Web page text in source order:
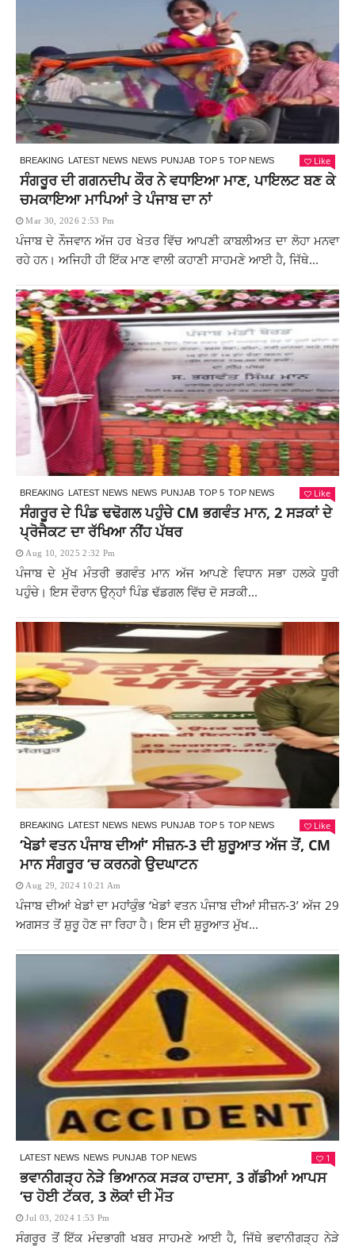
BREAKING LATEST NEWS NEWS PUNJAB TOP 5 TOP NEWS Like
ਸੰਗਰੂਰ ਦੀ ਗਗਨਦੀਪ ਕੌਰ ਨੇ ਵਧਾਇਆ ਮਾਣ, ਪਾਇਲਟ ਬਣ ਕੇ
ਚਮਕਾਇਆ ਮਾਪਿਆਂ ਤੇ ਪੰਜਾਬ ਦਾ ਨਾਂ
Mar 30, 2026 2:53 Pm
ਪੰਜਾਬ ਦੇ ਨੌਜਵਾਨ ਅੱਜ ਹਰ ਖੇਤਰ ਵਿੱਚ ਆਪਣੀ ਕਾਬਲੀਅਤ ਦਾ ਲੋਹਾ ਮਨਵਾ
ਰਹੇ ਹਨ। ਅਜਿਹੀ ਹੀ ਇੱਕ ਮਾਣ ਵਾਲੀ ਕਹਾਣੀ ਸਾਹਮਣੇ ਆਈ ਹੈ, ਜਿੱਥੇ...
BREAKING LATEST NEWS NEWS PUNJAB TOP 5 TOP NEWS Like
ਸੰਗਰੂਰ ਦੇ ਪਿੰਡ ਢਢੋਗਲ ਪਹੁੰਚੇ CM ਭਗਵੰਤ ਮਾਨ, 2 ਸੜਕਾਂ ਦੇ
ਪ੍ਰੋਜੈਕਟ ਦਾ ਰੱਖਿਆ ਨੀਂਹ ਪੱਥਰ
Aug 10, 2025 2:32 Pm
ਪੰਜਾਬ ਦੇ ਮੁੱਖ ਮੰਤਰੀ ਭਗਵੰਤ ਮਾਨ ਅੱਜ ਆਪਣੇ ਵਿਧਾਨ ਸਭਾ ਹਲਕੇ ਧੂਰੀ
ਪਹੁੰਚੇ। ਇਸ ਦੌਰਾਨ ਉਨ੍ਹਾਂ ਪਿੰਡ ਢੱਡਗਲ ਵਿੱਚ ਦੋ ਸੜਕੀ...
BREAKING LATEST NEWS NEWS PUNJAB TOP 5 TOP NEWS Like
‘ਖੇਡਾਂ ਵਤਨ ਪੰਜਾਬ ਦੀਆਂ’ ਸੀਜ਼ਨ-3 ਦੀ ਸ਼ੁਰੂਆਤ ਅੱਜ ਤੋਂ, CM
ਮਾਨ ਸੰਗਰੂਰ ‘ਚ ਕਰਨਗੇ ਉਦਘਾਟਨ
Aug 29, 2024 10:21 Am
ਪੰਜਾਬ ਦੀਆਂ ਖੇਡਾਂ ਦਾ ਮਹਾਂਕੁੰਭ ‘ਖੇਡਾਂ ਵਤਨ ਪੰਜਾਬ ਦੀਆਂ ਸੀਜ਼ਨ-3’ ਅੱਜ 29
ਅਗਸਤ ਤੋਂ ਸ਼ੁਰੂ ਹੋਣ ਜਾ ਰਿਹਾ ਹੈ। ਇਸ ਦੀ ਸ਼ੁਰੂਆਤ ਮੁੱਖ...
LATEST NEWS NEWS PUNJAB TOP NEWS 1
ਭਵਾਨੀਗੜ੍ਹ ਨੇੜੇ ਭਿਆਨਕ ਸੜਕ ਹਾਦਸਾ, 3 ਗੱਡੀਆਂ ਆਪਸ
‘ਚ ਹੋਈ ਟੱਕਰ, 3 ਲੋਕਾਂ ਦੀ ਮੌਤ
Jul 03, 2024 1:53 Pm
ਸੰਗਰੂਰ ਤੋਂ ਇੱਕ ਮੰਦਭਾਗੀ ਖਬਰ ਸਾਹਮਣੇ ਆਈ ਹੈ, ਜਿੱਥੇ ਭਵਾਨੀਗੜ੍ਹ ਨੇੜੇ